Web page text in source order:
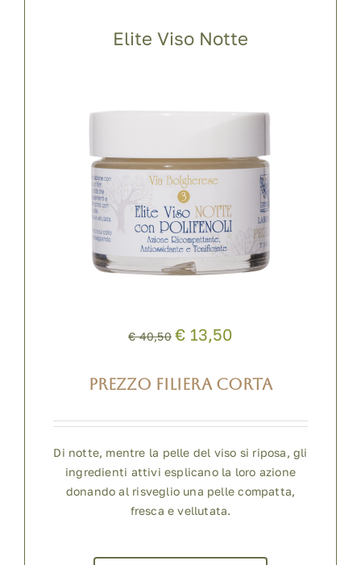
Elite Viso Notte
€ 40,50 € 13,50
PREZZO FILIERA CORTA
Di notte, mentre la pelle del viso si riposa, gli
ingredienti attivi esplicano la loro azione
donando al risveglio una pelle compatta,
fresca e vellutata.